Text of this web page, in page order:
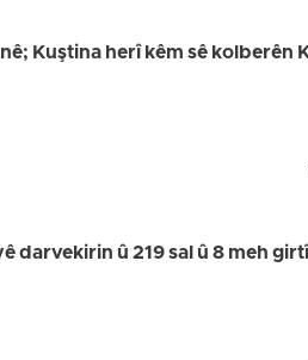
Kuştina herî kêm sê kolberên
darvekirin û 219 sal û 8 meh